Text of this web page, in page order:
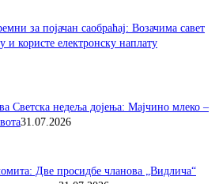
за појачан саобраћај: Возачима савет
и користе електронску наплату
Светска недеља дојења: Мајчино млеко –
31.07.2026
Две просидбе чланова „Видлича“